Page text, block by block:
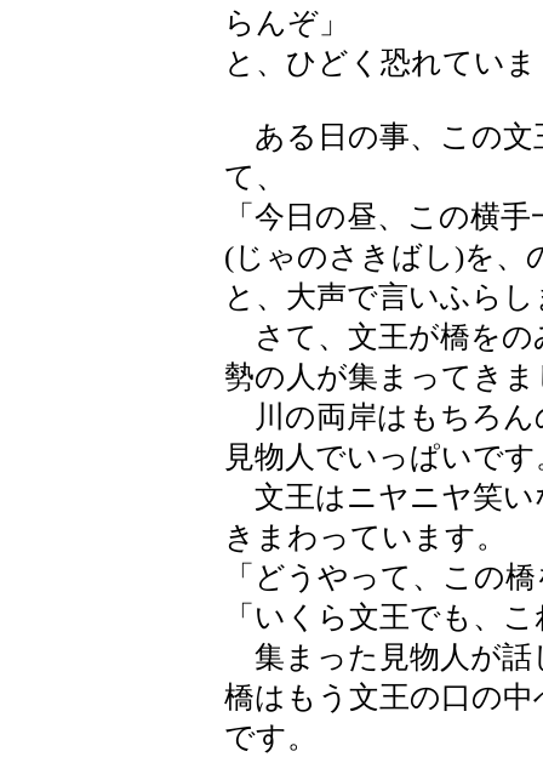
らんぞ」
と、ひどく恐れてい
ある日の事、この文
て、
「今日の昼、この横
(じゃのさきばし)を、
と、大声で言いふら
さて、文王が橋をの
勢の人が集まってき
川の両岸はもちろん
見物人でいっぱいです
文王はニヤニヤ笑い
きまわっています。
「どうやって、この
「いくら文王でも、
集まった見物人が話
橋はもう文王の口の
です。